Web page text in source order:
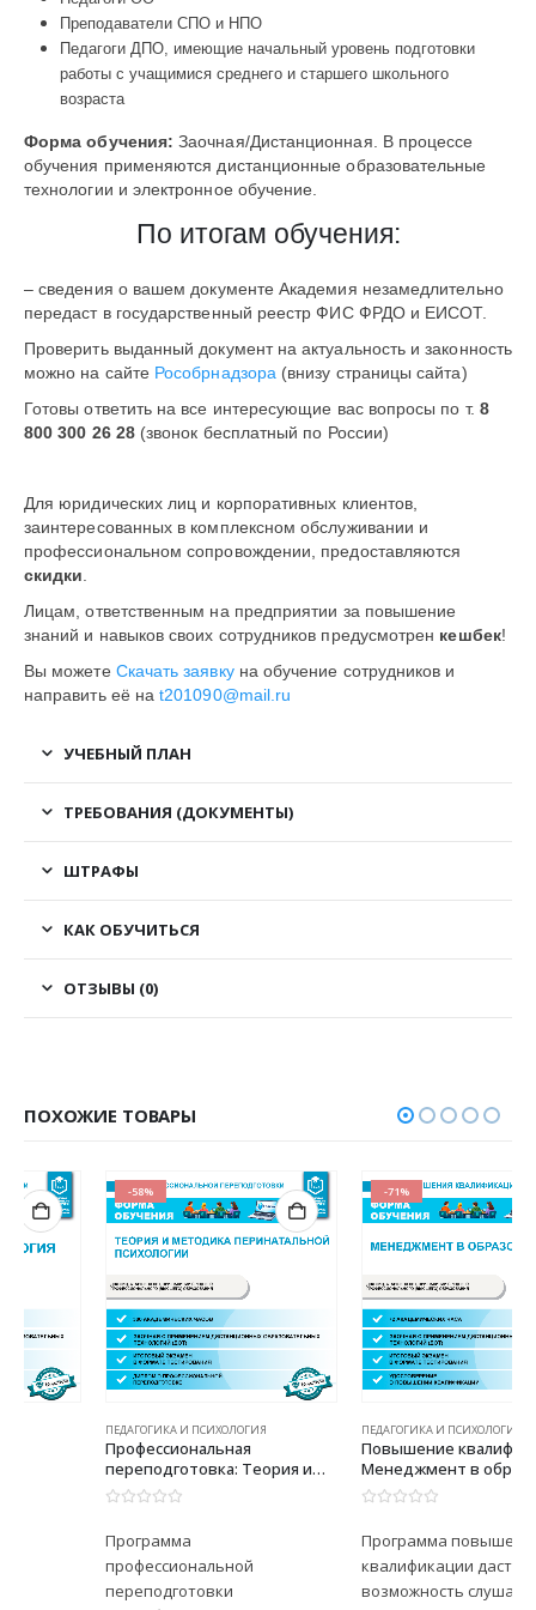
Преподаватели СПО и НПО
Педагоги ДПО, имеющие начальный уровень подготовки
работы с учащимися среднего и старшего школьного
возраста
Форма обучения: Заочная/Дистанционная. В процессе
обучения применяются дистанционные образовательные
технологии и электронное обучение.
По итогам обучения:
– сведения о вашем документе Академия незамедлительно
передаст в государственный реестр ФИС ФРДО и ЕИСОТ.
Проверить выданный документ на актуальность и законность
можно на сайте Рособрнадзора (внизу страницы сайта)
Готовы ответить на все интересующие вас вопросы по т. 8
800 300 26 28(звонок бесплатный по России)
Для юридических лиц и корпоративных клиентов,
заинтересованных в комплексном обслуживании и
профессиональном сопровождении, предоставляются
скидки
Лицам, ответственным на предприятии за повышение
знаний и навыков своих сотрудников предусмотрен кешбек!
Вы можете Скачать заявкуна обучение сотрудников и
направить её наt201090@mail.ru
УЧЕБНЫЙ ПЛАН
ТРЕБОВАНИЯ (ДОКУМЕНТЫ)
ШТРАФЫ
КАК ОБУЧИТЬСЯ
ОТЗЫВЫ (0)
ПОХОЖИЕ ТОВАРЫ
-58%
ПЕДАГОГИКА И ПСИХОЛОГИЯ
Профессиональная
переподготовка: Теория и
методика перинатальной
психологии
Программа
профессиональной
переподготовки
-71%
ПЕДАГОГИКА И ПСИХОЛОГИЯ
Повышение квалификации:
Менеджмент в образовании
Программа повышения
квалификации даст
возможность слушателям